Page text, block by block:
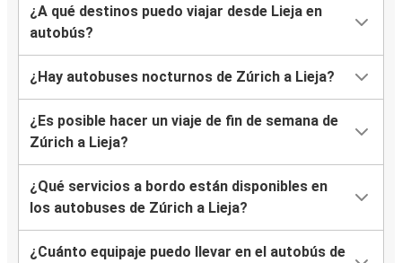
¿A qué destinos puedo viajar desde Lieja en
autobús?
¿Hay autobuses nocturnos de Zúrich a Lieja?
¿Es posible hacer un viaje de fin de semana de
Zúrich a Lieja?
¿Qué servicios a bordo están disponibles en
los autobuses de Zúrich a Lieja?
¿Cuánto equipaje puedo llevar en el autobús de